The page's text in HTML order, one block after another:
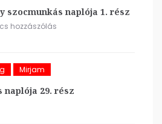
szocmunkás naplója 1. rész
hozzászólás
Mirjam
naplója 29. rész